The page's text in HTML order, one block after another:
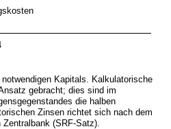
Kapitals. Kalkulatorische
gebracht; dies sind im
die halben
Zinsen richtet sich nach dem
(SRF-Satz).